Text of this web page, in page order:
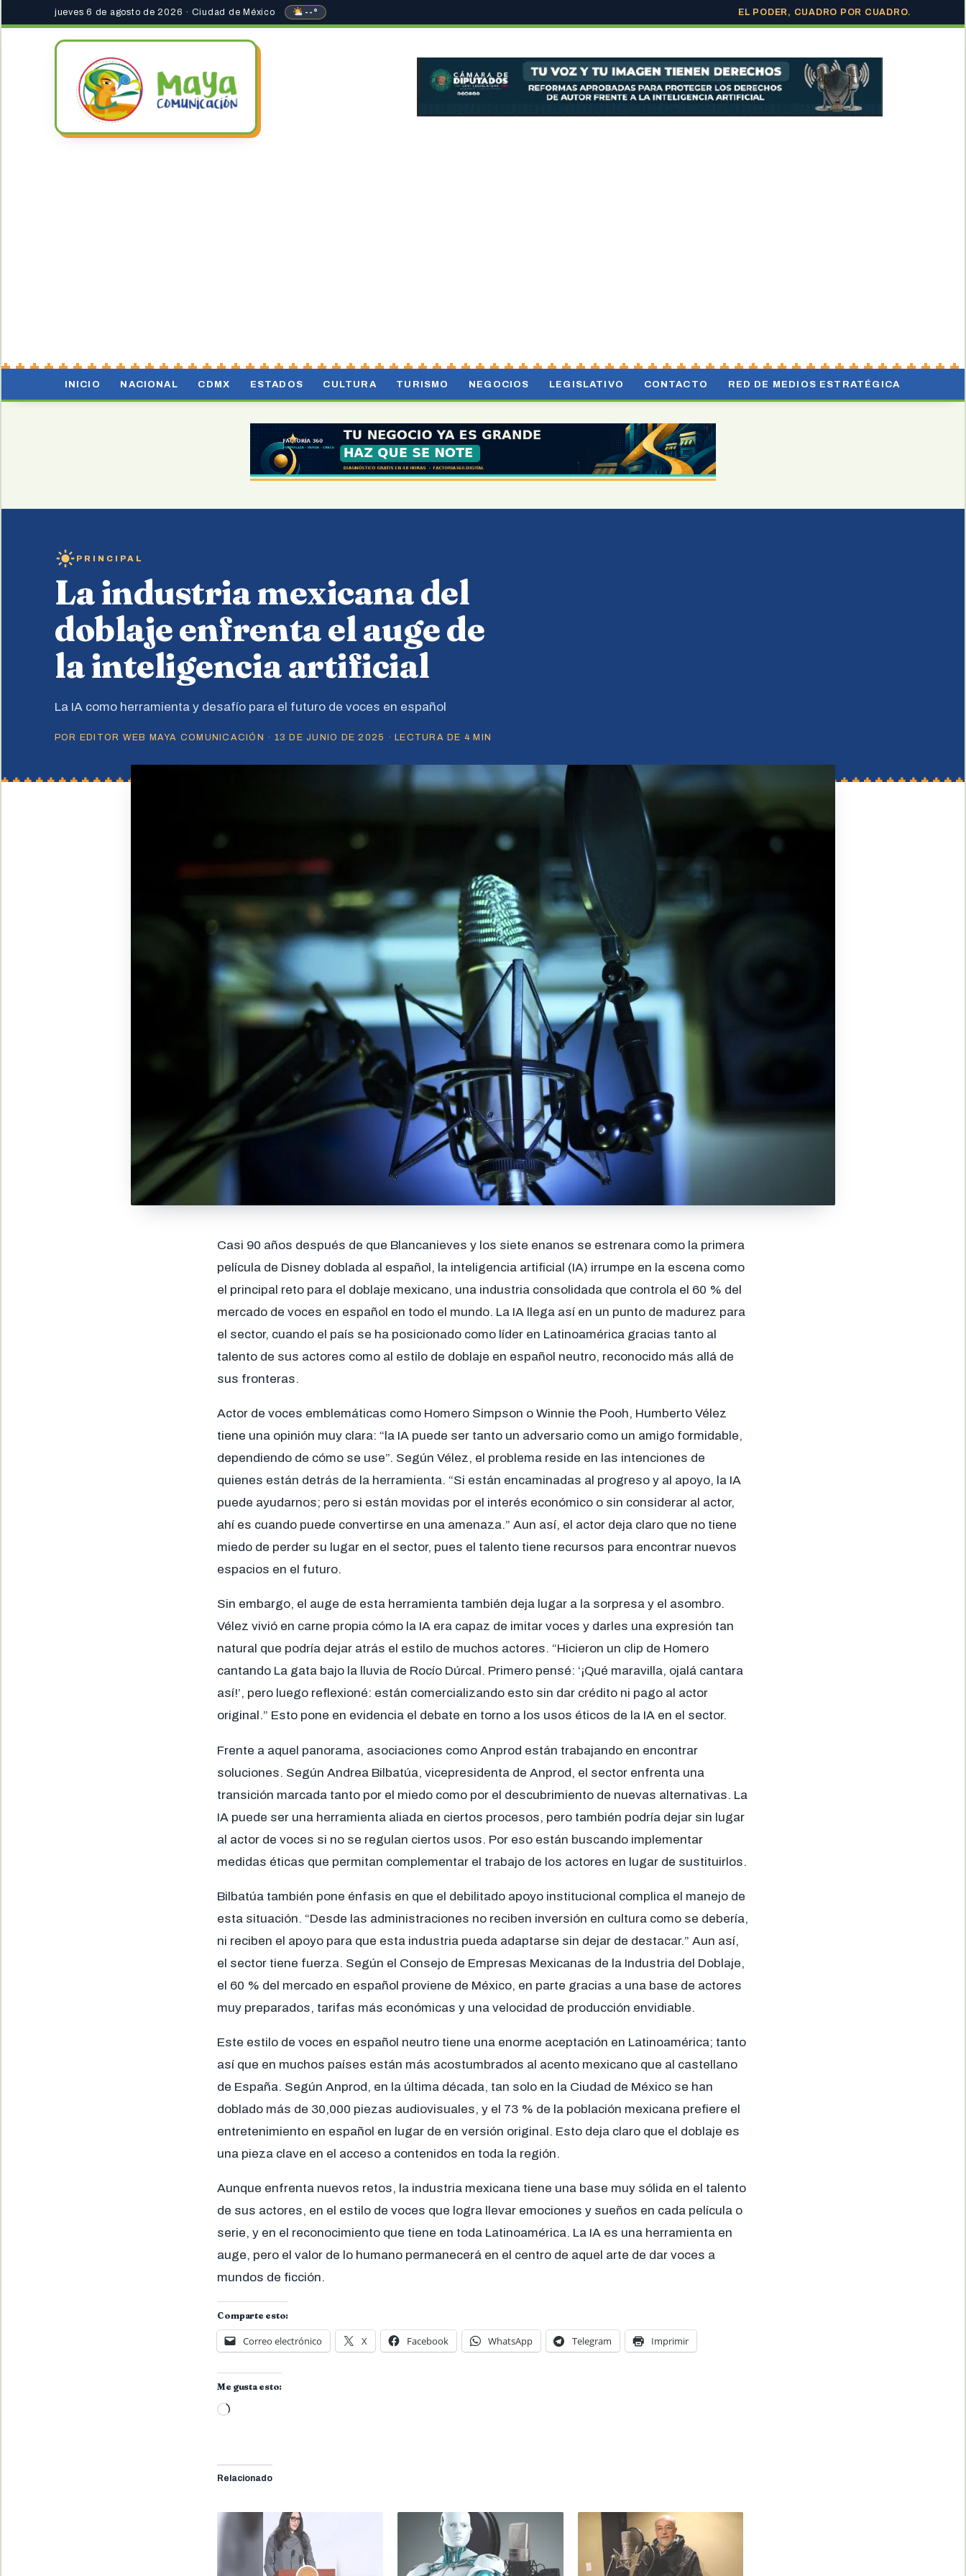
jueves 6 de agosto de 2026 · Ciudad de México --° EL PODER, CUADRO POR CUADRO.
INICIO NACIONAL CDMX ESTADOS CULTURA TURISMO NEGOCIOS LEGISLATIVO CONTACTO RED DE MEDIOS ESTRATÉGICA
PRINCIPAL
La industria mexicana del
doblaje enfrenta el auge de
la inteligencia artificial
La IA como herramienta y desafío para el futuro de voces en español
POR EDITOR WEB MAYA COMUNICACIÓN · 13 DE JUNIO DE 2025 · LECTURA DE 4 MIN
Casi 90 años después de que Blancanieves y los siete enanos se estrenara como la primera
película de Disney doblada al español, la inteligencia artificial (IA) irrumpe en la escena como
el principal reto para el doblaje mexicano, una industria consolidada que controla el 60 % del
mercado de voces en español en todo el mundo. La IA llega así en un punto de madurez para
el sector, cuando el país se ha posicionado como líder en Latinoamérica gracias tanto al
talento de sus actores como al estilo de doblaje en español neutro, reconocido más allá de
sus fronteras.
Actor de voces emblemáticas como Homero Simpson o Winnie the Pooh, Humberto Vélez
tiene una opinión muy clara: “la IA puede ser tanto un adversario como un amigo formidable,
dependiendo de cómo se use”. Según Vélez, el problema reside en las intenciones de
quienes están detrás de la herramienta. “Si están encaminadas al progreso y al apoyo, la IA
puede ayudarnos; pero si están movidas por el interés económico o sin considerar al actor,
ahí es cuando puede convertirse en una amenaza.” Aun así, el actor deja claro que no tiene
miedo de perder su lugar en el sector, pues el talento tiene recursos para encontrar nuevos
espacios en el futuro.
Sin embargo, el auge de esta herramienta también deja lugar a la sorpresa y el asombro.
Vélez vivió en carne propia cómo la IA era capaz de imitar voces y darles una expresión tan
natural que podría dejar atrás el estilo de muchos actores. “Hicieron un clip de Homero
cantando La gata bajo la lluvia de Rocío Dúrcal. Primero pensé: ‘¡Qué maravilla, ojalá cantara
así!’, pero luego reflexioné: están comercializando esto sin dar crédito ni pago al actor
original.” Esto pone en evidencia el debate en torno a los usos éticos de la IA en el sector.
Frente a aquel panorama, asociaciones como Anprod están trabajando en encontrar
soluciones. Según Andrea Bilbatúa, vicepresidenta de Anprod, el sector enfrenta una
transición marcada tanto por el miedo como por el descubrimiento de nuevas alternativas. La
IA puede ser una herramienta aliada en ciertos procesos, pero también podría dejar sin lugar
al actor de voces si no se regulan ciertos usos. Por eso están buscando implementar
medidas éticas que permitan complementar el trabajo de los actores en lugar de sustituirlos.
Bilbatúa también pone énfasis en que el debilitado apoyo institucional complica el manejo de
esta situación. “Desde las administraciones no reciben inversión en cultura como se debería,
ni reciben el apoyo para que esta industria pueda adaptarse sin dejar de destacar.” Aun así,
el sector tiene fuerza. Según el Consejo de Empresas Mexicanas de la Industria del Doblaje,
el 60 % del mercado en español proviene de México, en parte gracias a una base de actores
muy preparados, tarifas más económicas y una velocidad de producción envidiable.
Este estilo de voces en español neutro tiene una enorme aceptación en Latinoamérica; tanto
así que en muchos países están más acostumbrados al acento mexicano que al castellano
de España. Según Anprod, en la última década, tan solo en la Ciudad de México se han
doblado más de 30,000 piezas audiovisuales, y el 73 % de la población mexicana prefiere el
entretenimiento en español en lugar de en versión original. Esto deja claro que el doblaje es
una pieza clave en el acceso a contenidos en toda la región.
Aunque enfrenta nuevos retos, la industria mexicana tiene una base muy sólida en el talento
de sus actores, en el estilo de voces que logra llevar emociones y sueños en cada película o
serie, y en el reconocimiento que tiene en toda Latinoamérica. La IA es una herramienta en
auge, pero el valor de lo humano permanecerá en el centro de aquel arte de dar voces a
mundos de ficción.
Comparte esto:
Correo electrónico X Facebook WhatsApp Telegram Imprimir
Me gusta esto:
Cargando...
Relacionado